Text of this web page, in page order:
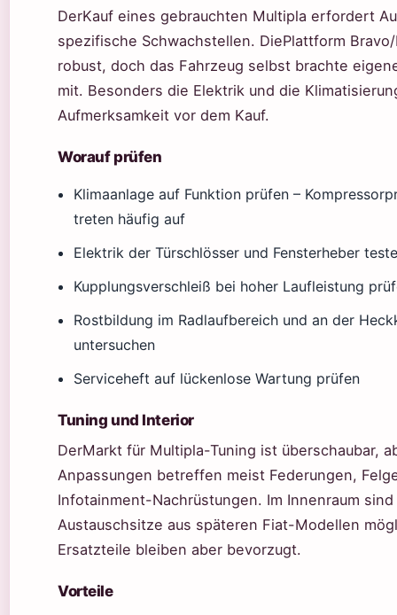
DerKauf eines gebrauchten Multipla erfordert
spezifische Schwachstellen. DiePlattform
robust, doch das Fahrzeug selbst brachte
mit. Besonders die Elektrik und die
Aufmerksamkeit vor dem Kauf.
Worauf prüfen
Klimaanlage auf Funktion prüfen –
treten häufig auf
Elektrik der Türschlösser und Fensterheber
Kupplungsverschleiß bei hoher Laufleistung
Rostbildung im Radlaufbereich und an der
untersuchen
Serviceheft auf lückenlose Wartung prüfen
Tuning und Interior
DerMarkt für Multipla-Tuning ist überschaubar,
Anpassungen betreffen meist Federungen,
Infotainment-Nachrüstungen. Im Innenraum sind
Austauschsitze aus späteren Fiat-Modellen
Ersatzteile bleiben aber bevorzugt.
Vorteile